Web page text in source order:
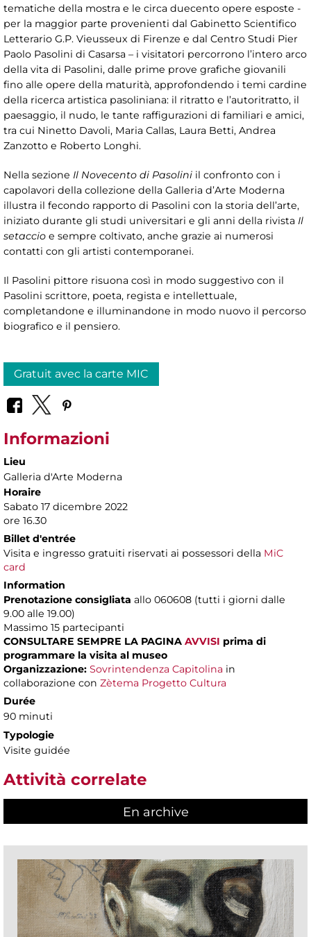
tematiche della mostra e le circa duecento opere esposte -
per la maggior parte provenienti dal Gabinetto Scientifico
Letterario G.P. Vieusseux di Firenze e dal Centro Studi Pier
Paolo Pasolini di Casarsa – i visitatori percorrono l’intero arco
della vita di Pasolini, dalle prime prove grafiche giovanili
fino alle opere della maturità, approfondendo i temi cardine
della ricerca artistica pasoliniana: il ritratto e l’autoritratto, il
paesaggio, il nudo, le tante raffigurazioni di familiari e amici,
tra cui Ninetto Davoli, Maria Callas, Laura Betti, Andrea
Zanzotto e Roberto Longhi.
Nella sezione Il Novecento di Pasolini il confronto con i
capolavori della collezione della Galleria d’Arte Moderna
illustra il fecondo rapporto di Pasolini con la storia dell’arte,
iniziato durante gli studi universitari e gli anni della rivista Il
setaccio e sempre coltivato, anche grazie ai numerosi
contatti con gli artisti contemporanei.
Il Pasolini pittore risuona così in modo suggestivo con il
Pasolini scrittore, poeta, regista e intellettuale,
completandone e illuminandone in modo nuovo il percorso
biografico e il pensiero.
Gratuit avec la carte MIC
Informazioni
Lieu
Galleria d'Arte Moderna
Horaire
Sabato 17 dicembre 2022
ore 16.30
Billet d'entrée
Visita e ingresso gratuiti riservati ai possessori della MiC
card
Information
Prenotazione consigliata allo 060608 (tutti i giorni dalle
9.00 alle 19.00)
Massimo 15 partecipanti
CONSULTARE SEMPRE LA PAGINA AVVISI prima di
programmare la visita al museo
Organizzazione: Sovrintendenza Capitolina in
collaborazione con Zètema Progetto Cultura
Durée
90 minuti
Typologie
Visite guidée
Attività correlate
En archive